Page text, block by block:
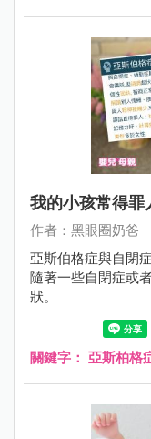
我的小孩常得罪
作者：黑眼圈奶爸
亞斯伯格症與自閉
隨著一些自閉症或
狀。
關鍵字： 亞斯柏格